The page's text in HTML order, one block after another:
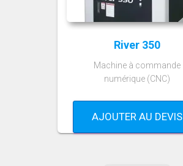
River 350
Machine à commande
numérique (CNC)
AJOUTER AU DEVIS